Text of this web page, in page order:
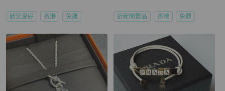
狀況良好 香港 免運 近新閒置品 香港 免運